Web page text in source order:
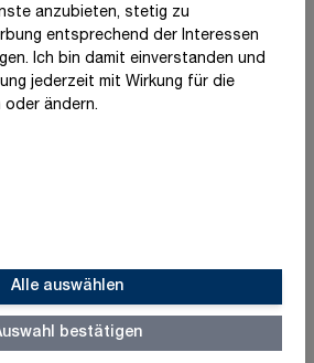
anzubieten, stetig zu
entsprechend der Interessen
Ich bin damit einverstanden und
jederzeit mit Wirkung für die
ändern.
Alle auswählen
bestätigen